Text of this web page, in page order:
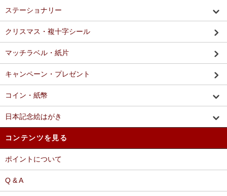
ステーショナリー
クリスマス・複十字シール
マッチラベル・紙片
キャンペーン・プレゼント
コイン・紙幣
日本記念絵はがき
コンテンツを見る
ポイントについて
Q & A